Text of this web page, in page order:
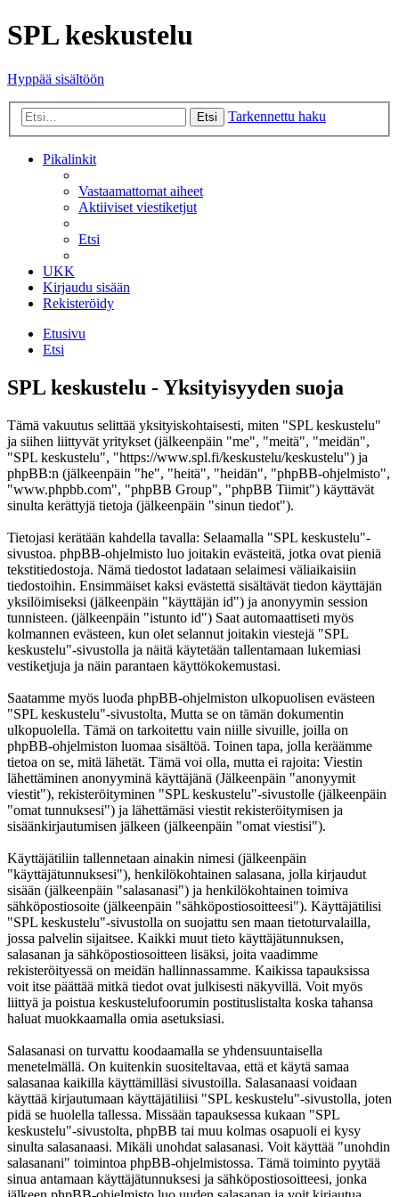
SPL keskustelu
Hyppää sisältöön
Etsi Tarkennettu haku
Pikalinkit
Vastaamattomat aiheet
Aktiiviset viestiketjut
Etsi
UKK
Kirjaudu sisään
Rekisteröidy
Etusivu
Etsi
SPL keskustelu - Yksityisyyden suoja
Tämä vakuutus selittää yksityiskohtaisesti, miten "SPL keskustelu"
ja siihen liittyvät yritykset (jälkeenpäin "me", "meitä", "meidän",
"SPL keskustelu", "https://www.spl.fi/keskustelu/keskustelu") ja
phpBB:n (jälkeenpäin "he", "heitä", "heidän", "phpBB-ohjelmisto",
"www.phpbb.com", "phpBB Group", "phpBB Tiimit") käyttävät
sinulta kerättyjä tietoja (jälkeenpäin "sinun tiedot").
Tietojasi kerätään kahdella tavalla: Selaamalla "SPL keskustelu"-
sivustoa. phpBB-ohjelmisto luo joitakin evästeitä, jotka ovat pieniä
tekstitiedostoja. Nämä tiedostot ladataan selaimesi väliaikaisiin
tiedostoihin. Ensimmäiset kaksi evästettä sisältävät tiedon käyttäjän
yksilöimiseksi (jälkeenpäin "käyttäjän id") ja anonyymin session
tunnisteen. (jälkeenpäin "istunto id") Saat automaattiseti myös
kolmannen evästeen, kun olet selannut joitakin viestejä "SPL
keskustelu"-sivustolla ja näitä käytetään tallentamaan lukemiasi
vestiketjuja ja näin parantaen käyttökokemustasi.
Saatamme myös luoda phpBB-ohjelmiston ulkopuolisen evästeen
"SPL keskustelu"-sivustolta, Mutta se on tämän dokumentin
ulkopuolella. Tämä on tarkoitettu vain niille sivuille, joilla on
phpBB-ohjelmiston luomaa sisältöä. Toinen tapa, jolla keräämme
tietoa on se, mitä lähetät. Tämä voi olla, mutta ei rajoita: Viestin
lähettäminen anonyyminä käyttäjänä (Jälkeenpäin "anonyymit
viestit"), rekisteröityminen "SPL keskustelu"-sivustolle (jälkeenpäin
"omat tunnuksesi") ja lähettämäsi viestit rekisteröitymisen ja
sisäänkirjautumisen jälkeen (jälkeenpäin "omat viestisi").
Käyttäjätiliin tallennetaan ainakin nimesi (jälkeenpäin
"käyttäjätunnuksesi"), henkilökohtainen salasana, jolla kirjaudut
sisään (jälkeenpäin "salasanasi") ja henkilökohtainen toimiva
sähköpostiosoite (jälkeenpäin "sähköpostiosoitteesi"). Käyttäjätilisi
"SPL keskustelu"-sivustolla on suojattu sen maan tietoturvalailla,
jossa palvelin sijaitsee. Kaikki muut tieto käyttäjätunnuksen,
salasanan ja sähköpostiosoitteen lisäksi, joita vaadimme
rekisteröityessä on meidän hallinnassamme. Kaikissa tapauksissa
voit itse päättää mitkä tiedot ovat julkisesti näkyvillä. Voit myös
liittyä ja poistua keskustelufoorumin postituslistalta koska tahansa
haluat muokkaamalla omia asetuksiasi.
Salasanasi on turvattu koodaamalla se yhdensuuntaisella
menetelmällä. On kuitenkin suositeltavaa, että et käytä samaa
salasanaa kaikilla käyttämilläsi sivustoilla. Salasanaasi voidaan
käyttää kirjautumaan käyttäjätiliisi "SPL keskustelu"-sivustolla, joten
pidä se huolella tallessa. Missään tapauksessa kukaan "SPL
keskustelu"-sivustolta, phpBB tai muu kolmas osapuoli ei kysy
sinulta salasanaasi. Mikäli unohdat salasanasi. Voit käyttää "unohdin
salasanani" toimintoa phpBB-ohjelmistossa. Tämä toiminto pyytää
sinua antamaan käyttäjätunnuksesi ja sähköpostiosoitteesi, jonka